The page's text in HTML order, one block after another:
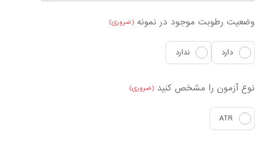
وضعیت رطوبت موجود در نمونه (ضروری)
دارد ندارد
نوع آزمون را مشخص کنید (ضروری)
ATR